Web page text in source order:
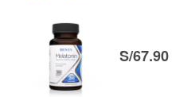
S/67.90